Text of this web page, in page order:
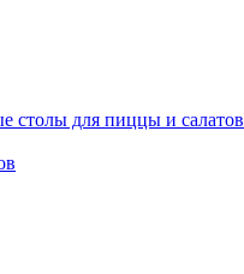
столы для пиццы и салатов